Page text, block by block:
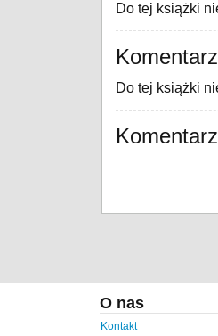
Do tej książki
Do tej książki
O nas
Kontakt